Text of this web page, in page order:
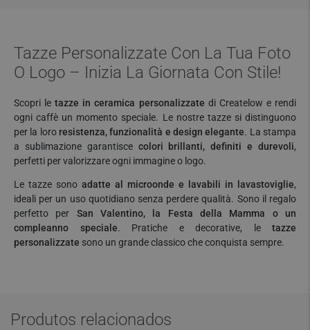
Tazze Personalizzate Con La Tua Foto
O Logo – Inizia La Giornata Con Stile!
Scopri letazze in ceramica personalizzate di Createlow e rendi
ogni caffè un momento speciale. Le nostre tazze si distinguono
per la loro resistenza, funzionalità e design elegante. La stampa
a sublimazione garantisce colori brillanti, definiti e durevoli,
perfetti per valorizzare ogni immagine o logo.
Le tazze sono adatte al microonde e lavabili in lavastoviglie,
ideali per un uso quotidiano senza perdere qualità. Sono il regalo
perfetto per San Valentino, la Festa della Mamma o un
compleanno speciale. Pratiche e decorative, le tazze
personalizzate sono un grande classico che conquista sempre.
Produtos relacionados